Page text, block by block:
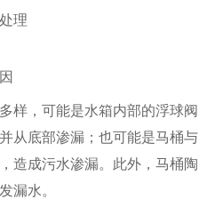
理
样，可能是水箱内部的浮球阀
从底部渗漏；也可能是马桶与
造成污水渗漏。此外，马桶陶
漏水。